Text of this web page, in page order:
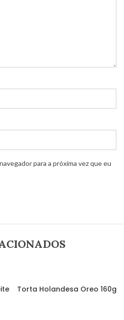
para a próxima vez que eu
Torta Holandesa Oreo 160g